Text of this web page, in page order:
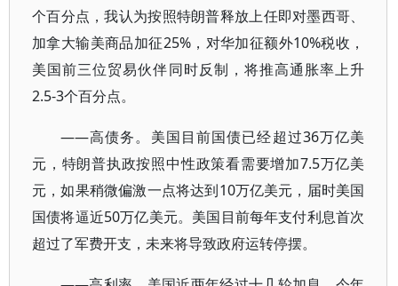
个百分点，我认为按照特朗普释放上任即对墨西哥、
加拿大输美商品加征25%，对华加征额外10%税收，
美国前三位贸易伙伴同时反制，将推高通胀率上升
2.5-3个百分点。
——高债务。美国目前国债已经超过36万亿美
元，特朗普执政按照中性政策看需要增加7.5万亿美
元，如果稍微偏激一点将达到10万亿美元，届时美国
国债将逼近50万亿美元。美国目前每年支付利息首次
超过了军费开支，未来将导致政府运转停摆。